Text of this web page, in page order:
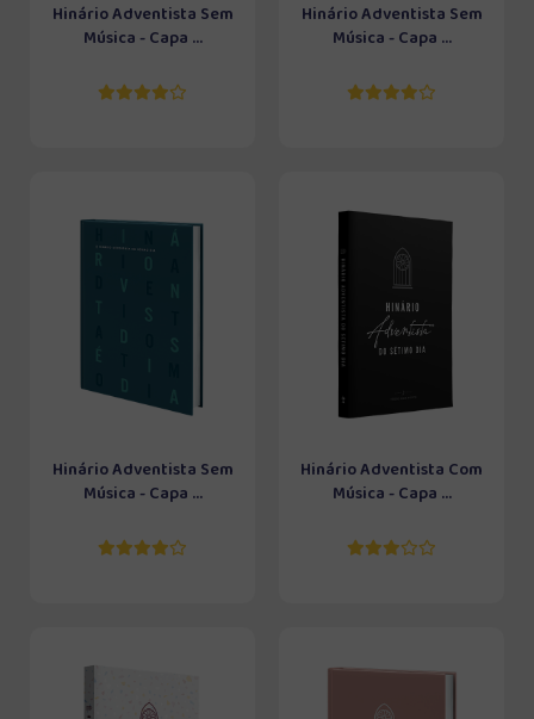
Hinário Adventista Sem
Música - Capa ...
Hinário Adventista Sem
Música - Capa ...
Hinário Adventista Sem
Música - Capa ...
Hinário Adventista Com
Música - Capa ...